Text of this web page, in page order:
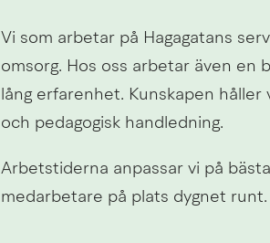
Vi som arbetar på Hagagatans
omsorg. Hos oss arbetar även en
lång erfarenhet. Kunskapen
och pedagogisk handledning.
Arbetstiderna anpassar vi på
medarbetare på plats dygnet runt.